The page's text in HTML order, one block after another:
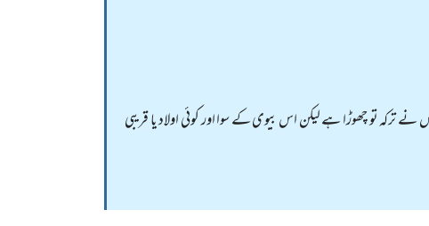
تو چھوڑا ہے لیکن اس بیوی کے سوا اور کوئی اولاد یا قریبی